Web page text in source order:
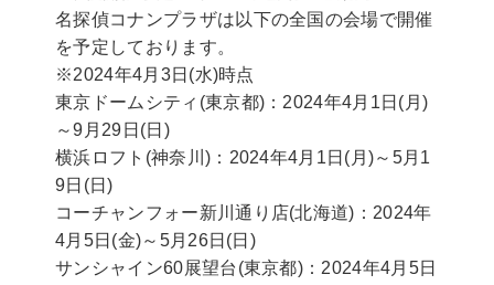
名探偵コナンプラザは以下の全国の会場で開催
を予定しております。
※2024年4月3日(水)時点
東京ドームシティ(東京都)：2024年4月1日(月)
～9月29日(日)
横浜ロフト(神奈川)：2024年4月1日(月)～5月1
9日(日)
コーチャンフォー新川通り店(北海道)：2024年
4月5日(金)～5月26日(日)
サンシャイン60展望台(東京都)：2024年4月5日